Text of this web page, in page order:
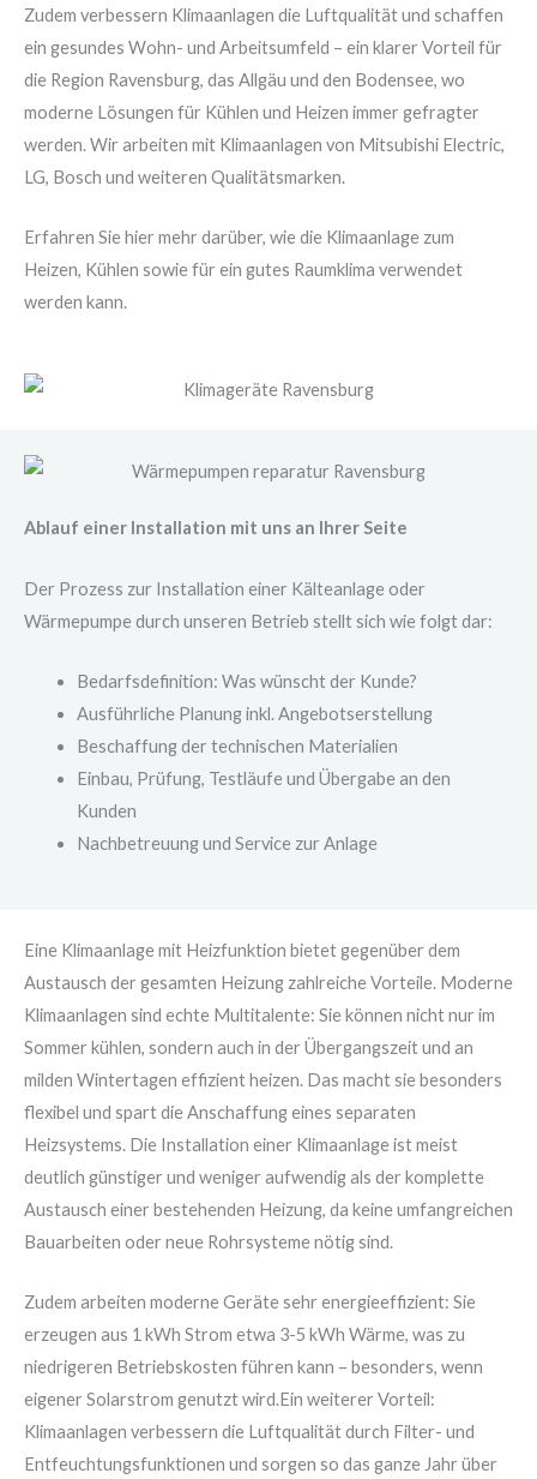
Zudem verbessern Klimaanlagen die Luftqualität und schaffen
ein gesundes Wohn- und Arbeitsumfeld – ein klarer Vorteil für
die Region Ravensburg, das Allgäu und den Bodensee, wo
moderne Lösungen für Kühlen und Heizen immer gefragter
werden. Wir arbeiten mit Klimaanlagen von Mitsubishi Electric,
LG, Bosch und weiteren Qualitätsmarken.
Erfahren Sie hier mehr darüber, wie die Klimaanlage zum
Heizen, Kühlen sowie für ein gutes Raumklima verwendet
werden kann.
Ablauf einer Installation mit uns an Ihrer Seite
Der Prozess zur Installation einer Kälteanlage oder
Wärmepumpe durch unseren Betrieb stellt sich wie folgt dar:
Bedarfsdefinition: Was wünscht der Kunde?
Ausführliche Planung inkl. Angebotserstellung
Beschaffung der technischen Materialien
Einbau, Prüfung, Testläufe und Übergabe an den
Kunden
Nachbetreuung und Service zur Anlage
Eine Klimaanlage mit Heizfunktion bietet gegenüber dem
Austausch der gesamten Heizung zahlreiche Vorteile. Moderne
Klimaanlagen sind echte Multitalente: Sie können nicht nur im
Sommer kühlen, sondern auch in der Übergangszeit und an
milden Wintertagen effizient heizen. Das macht sie besonders
flexibel und spart die Anschaffung eines separaten
Heizsystems. Die Installation einer Klimaanlage ist meist
deutlich günstiger und weniger aufwendig als der komplette
Austausch einer bestehenden Heizung, da keine umfangreichen
Bauarbeiten oder neue Rohrsysteme nötig sind.
Zudem arbeiten moderne Geräte sehr energieeffizient: Sie
erzeugen aus 1 kWh Strom etwa 3-5 kWh Wärme, was zu
niedrigeren Betriebskosten führen kann – besonders, wenn
eigener Solarstrom genutzt wird.Ein weiterer Vorteil:
Klimaanlagen verbessern die Luftqualität durch Filter- und
Entfeuchtungsfunktionen und sorgen so das ganze Jahr über